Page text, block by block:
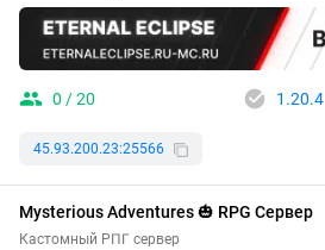
0 / 20 1.20.4
45.93.200.23:25566
Mysterious Adventures 🎃 RPG Сервер
Кастомный РПГ сервер